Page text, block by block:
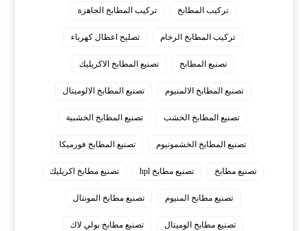
تركيب المطابخ تركيب المطابخ الجاهزة
تركيب المطابخ الرخام تصليح اعطال كهرباء
تصنيع المطابخ تصنيع المطابخ الاكريليك
تصنيع المطابخ الالمنيوم تصنيع المطابخ الالوميتال
تصنيع المطابخ الخشب تصنيع المطابخ الخشبية
تصنيع المطابخ الخشمونيوم تصنيع المطابخ فورميكا
تصنيع مطابخ تصنيع مطابخ hpl تصنيع مطابخ اكريليك
تصنيع مطابخ المنيوم تصنيع مطابخ المونتال
تصنيع مطابخ الوميتال تصنيع مطابخ بولي لاك